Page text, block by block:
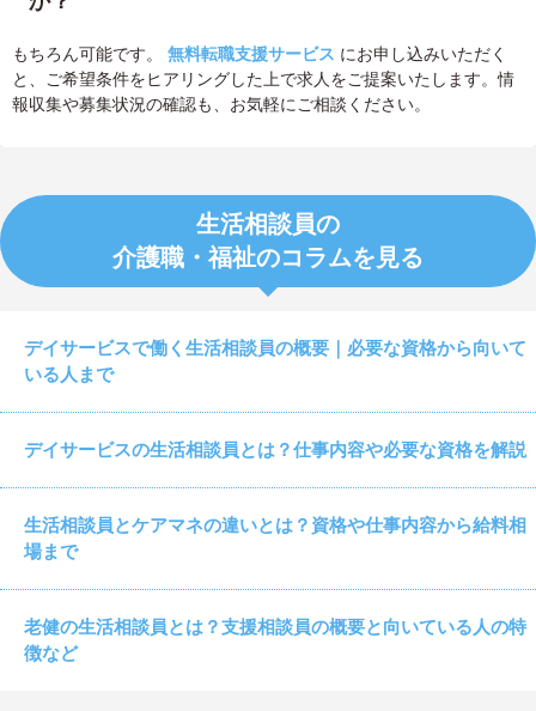
もちろん可能です。 無料転職支援サービス にお申し込みいただく
と、ご希望条件をヒアリングした上で求人をご提案いたします。情
報収集や募集状況の確認も、お気軽にご相談ください。
生活相談員の
介護職・福祉のコラムを見る
デイサービスで働く生活相談員の概要｜必要な資格から向いて
いる人まで
デイサービスの生活相談員とは？仕事内容や必要な資格を解説
生活相談員とケアマネの違いとは？資格や仕事内容から給料相
場まで
老健の生活相談員とは？支援相談員の概要と向いている人の特
徴など